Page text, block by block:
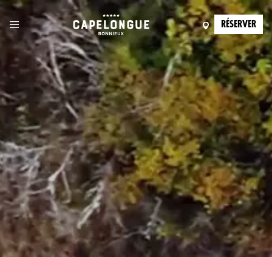
RÉSERVER